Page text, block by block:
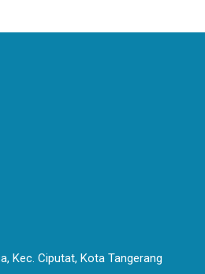
Kec. Ciputat, Kota Tangerang